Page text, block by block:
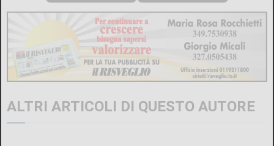
ALTRI ARTICOLI DI QUESTO AUTORE